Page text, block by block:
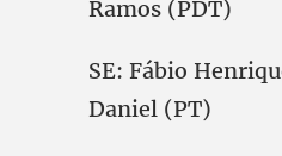
Ramos (PDT)
SE: Fábio
Daniel (PT)